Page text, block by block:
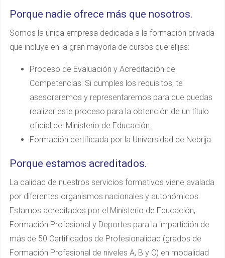
Porque nadie ofrece más que nosotros.
Somos la única empresa dedicada a la formación privada
que incluye en la gran mayoría de cursos que elijas:
Proceso de Evaluación y Acreditación de
Competencias: Si cumples los requisitos, te
asesoraremos y representaremos para que puedas
realizar este proceso para la obtención de un título
oficial del Ministerio de Educación.
Formación certificada por la Universidad de Nebrija.
Porque estamos acreditados.
La calidad de nuestros servicios formativos viene avalada
por diferentes organismos nacionales y autonómicos.
Estamos acreditados por el Ministerio de Educación,
Formación Profesional y Deportes para la impartición de
más de 50 Certificados de Profesionalidad (grados de
Formación Profesional de niveles A, B y C) en modalidad